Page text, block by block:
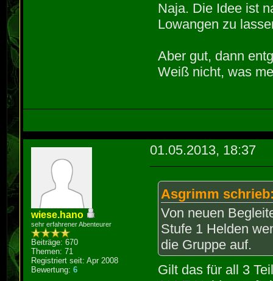
Naja. Die Idee ist
Lowangen zu
Aber gut, dann
Weiß nicht, was
wiese.hano
sehr erfahrener Abenteurer
Beiträge: 670
Themen: 71
Registriert seit: Apr 2008
Bewertung:6
01.05.2013, 18:37
Asgrimm
Von neuen
Stufe 1 Helden
die Gruppe auf.
Gilt das für all 3